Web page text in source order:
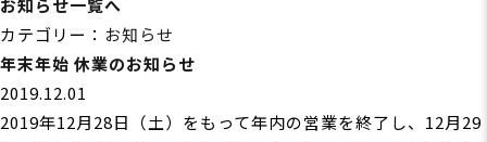
お知らせ一覧へ
カテゴリー： お知らせ
年末年始 休業のお知らせ
2019.12.01
2019年12月28日（土）をもって年内の営業を終了し、12月29